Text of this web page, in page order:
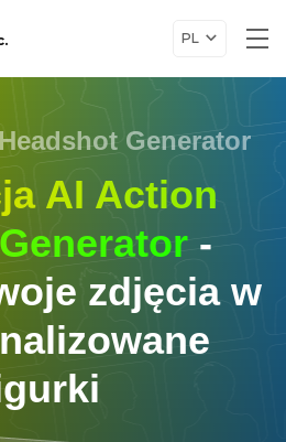
PL
Generator
AI Action
-
zdjęcia w